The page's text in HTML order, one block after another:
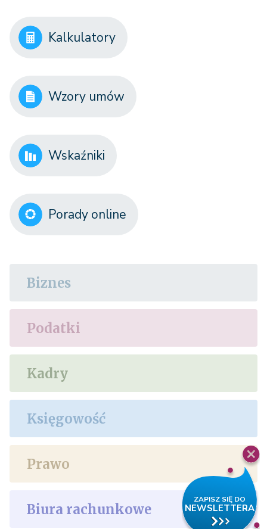
Kalkulatory
Wzory umów
Wskaźniki
Porady online
Biznes
Podatki
Kadry
Księgowość
Prawo
Biura rachunkowe